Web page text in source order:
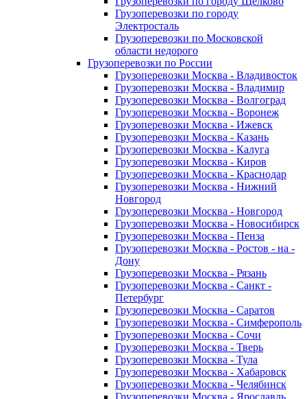
Грузоперевозки по городу
Электросталь
Грузоперевозки по Московской
области недорого
Грузоперевозки по России
Грузоперевозки Москва - Владивосток
Грузоперевозки Москва - Владимир
Грузоперевозки Москва - Волгоград
Грузоперевозки Москва - Воронеж
Грузоперевозки Москва - Ижевск
Грузоперевозки Москва - Казань
Грузоперевозки Москва - Калуга
Грузоперевозки Москва - Киров
Грузоперевозки Москва - Краснодар
Грузоперевозки Москва - Нижний
Новгород
Грузоперевозки Москва - Новгород
Грузоперевозки Москва - Новосибирск
Грузоперевозки Москва - Пенза
Грузоперевозки Москва - Ростов - на -
Дону
Грузоперевозки Москва - Рязань
Грузоперевозки Москва - Санкт -
Петербург
Грузоперевозки Москва - Саратов
Грузоперевозки Москва - Симферополь
Грузоперевозки Москва - Сочи
Грузоперевозки Москва - Тверь
Грузоперевозки Москва - Тула
Грузоперевозки Москва - Хабаровск
Грузоперевозки Москва - Челябинск
Грузоперевозки Москва - Ярославль